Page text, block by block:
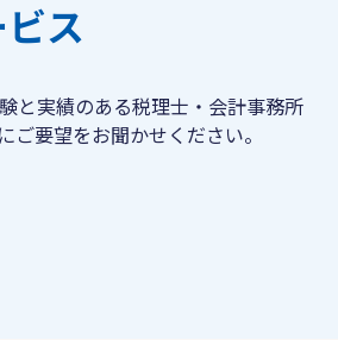
ス
と実績のある税理士・会計事務所
要望をお聞かせください。